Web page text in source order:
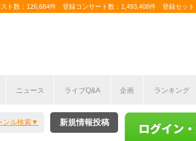
ト数：126,684件 登録コンサート数：1,493,408件 登録セット
ニュース ライブQ&A 企画 ランキング
ンル検索 新規情報投稿